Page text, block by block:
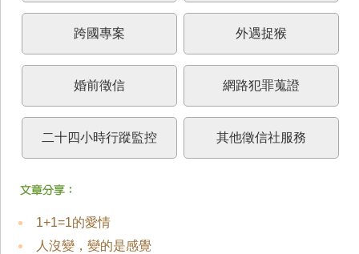
跨國專案 外遇捉猴
婚前徵信 網路犯罪蒐證
二十四小時行蹤監控 其他徵信社服務
1+1=1的愛情
人沒變，變的是感覺